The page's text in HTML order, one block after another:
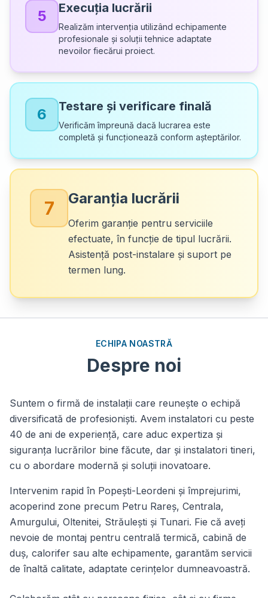
5 Execuția lucrării
Realizăm intervenția utilizând echipamente
profesionale și soluții tehnice adaptate
nevoilor fiecărui proiect.
6 Testare și verificare finală
Verificăm împreună dacă lucrarea este
completă și funcționează conform așteptărilor.
7 Garanția lucrării
Oferim garanție pentru serviciile
efectuate, în funcție de tipul lucrării.
Asistență post-instalare și suport pe
termen lung.
ECHIPA NOASTRĂ
Despre noi
Suntem o firmă de instalații care reunește o echipă
diversificată de profesioniști. Avem instalatori cu peste
40 de ani de experiență, care aduc expertiza și
siguranța lucrărilor bine făcute, dar și instalatori tineri,
cu o abordare modernă și soluții inovatoare.
Intervenim rapid în Popești-Leordeni și împrejurimi,
acoperind zone precum Petru Rareș, Centrala,
Amurgului, Oltenitei, Străulești și Tunari. Fie că aveți
nevoie de montaj pentru centrală termică, cabină de
duș, calorifer sau alte echipamente, garantăm servicii
de înaltă calitate, adaptate cerințelor dumneavoastră.